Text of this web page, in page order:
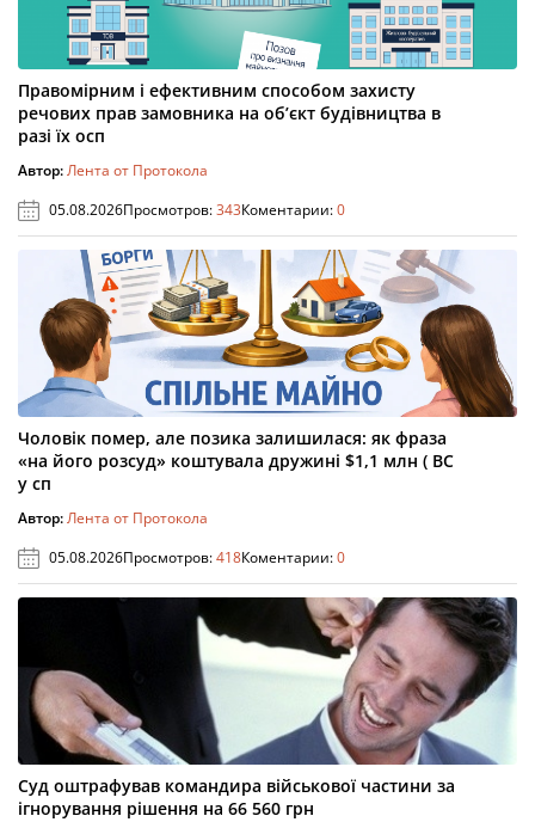
Правомірним і ефективним способом захисту
речових прав замовника на об’єкт будівництва в
разі їх осп
Автор:Лента от Протокола
05.08.2026Просмотров:343Коментарии:0
Чоловік помер, але позика залишилася: як фраза
«на його розсуд» коштувала дружині $1,1 млн ( ВС
у сп
Автор:Лента от Протокола
05.08.2026Просмотров:418Коментарии:0
Суд оштрафував командира військової частини за
ігнорування рішення на 66 560 грн